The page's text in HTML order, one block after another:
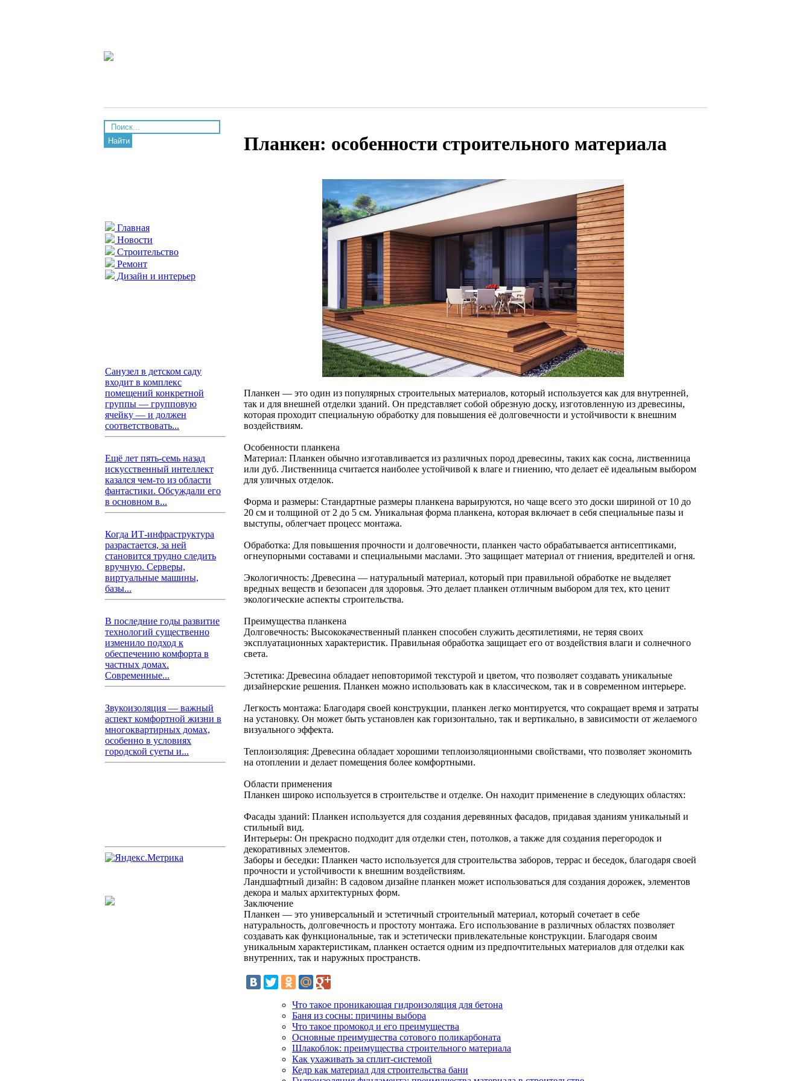
Найти
Главная
Новости
Строительство
Ремонт
Дизайн и интерьер
Санузел в детском саду
входит в комплекс
помещений конкретной
группы — групповую
ячейку — и должен
соответствовать...
Ещё лет пять-семь назад
искусственный интеллект
казался чем-то из области
фантастики. Обсуждали его
в основном в...
Когда ИТ-инфраструктура
разрастается, за ней
становится трудно следить
вручную. Серверы,
виртуальные машины,
базы...
В последние годы развитие
технологий существенно
изменило подход к
обеспечению комфорта в
частных домах.
Современные...
Звукоизоляция — важный
аспект комфортной жизни в
многоквартирных домах,
особенно в условиях
городской суеты и...
Планкен: особенности строительного материала
Планкен — это один из популярных строительных материалов, который используется как для внутренней,
так и для внешней отделки зданий. Он представляет собой обрезную доску, изготовленную из древесины,
которая проходит специальную обработку для повышения её долговечности и устойчивости к внешним
воздействиям.
Особенности планкена
Материал: Планкен обычно изготавливается из различных пород древесины, таких как сосна, лиственница
или дуб. Лиственница считается наиболее устойчивой к влаге и гниению, что делает её идеальным выбором
для уличных отделок.
Форма и размеры: Стандартные размеры планкена варьируются, но чаще всего это доски шириной от 10 до
20 см и толщиной от 2 до 5 см. Уникальная форма планкена, которая включает в себя специальные пазы и
выступы, облегчает процесс монтажа.
Обработка: Для повышения прочности и долговечности, планкен часто обрабатывается антисептиками,
огнеупорными составами и специальными маслами. Это защищает материал от гниения, вредителей и огня.
Экологичность: Древесина — натуральный материал, который при правильной обработке не выделяет
вредных веществ и безопасен для здоровья. Это делает планкен отличным выбором для тех, кто ценит
экологические аспекты строительства.
Преимущества планкена
Долговечность: Высококачественный планкен способен служить десятилетиями, не теряя своих
эксплуатационных характеристик. Правильная обработка защищает его от воздействия влаги и солнечного
света.
Эстетика: Древесина обладает неповторимой текстурой и цветом, что позволяет создавать уникальные
дизайнерские решения. Планкен можно использовать как в классическом, так и в современном интерьере.
Легкость монтажа: Благодаря своей конструкции, планкен легко монтируется, что сокращает время и затраты
на установку. Он может быть установлен как горизонтально, так и вертикально, в зависимости от желаемого
визуального эффекта.
Теплоизоляция: Древесина обладает хорошими теплоизоляционными свойствами, что позволяет экономить
на отоплении и делает помещения более комфортными.
Области применения
Планкен широко используется в строительстве и отделке. Он находит применение в следующих областях:
Фасады зданий: Планкен используется для создания деревянных фасадов, придавая зданиям уникальный и
стильный вид.
Интерьеры: Он прекрасно подходит для отделки стен, потолков, а также для создания перегородок и
декоративных элементов.
Заборы и беседки: Планкен часто используется для строительства заборов, террас и беседок, благодаря своей
прочности и устойчивости к внешним воздействиям.
Ландшафтный дизайн: В садовом дизайне планкен может использоваться для создания дорожек, элементов
декора и малых архитектурных форм.
Заключение
Планкен — это универсальный и эстетичный строительный материал, который сочетает в себе
натуральность, долговечность и простоту монтажа. Его использование в различных областях позволяет
создавать как функциональные, так и эстетически привлекательные конструкции. Благодаря своим
уникальным характеристикам, планкен остается одним из предпочтительных материалов для отделки как
внутренних, так и наружных пространств.
Что такое проникающая гидроизоляция для бетона
Баня из сосны: причины выбора
Что такое промокод и его преимущества
Основные преимущества сотового поликарбоната
Шлакоблок: преимущества строительного материала
Как ухаживать за сплит-системой
Кедр как материал для строительства бани